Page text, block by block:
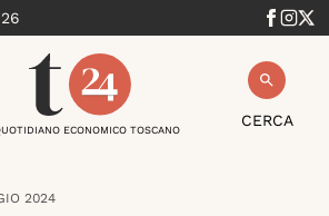
CERCA
ECONOMICO TOSCANO
2024